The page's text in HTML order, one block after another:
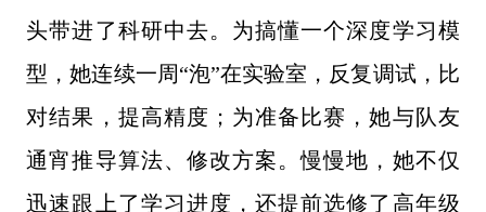
头带进了科研中去。为搞懂一个深度学习模
型，她连续一周“泡”在实验室，反复调试，比
对结果，提高精度；为准备比赛，她与队友
通宵推导算法、修改方案。慢慢地，她不仅
迅速跟上了学习进度，还提前选修了高年级